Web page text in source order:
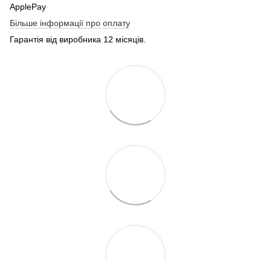
ApplePay
Більше інформації про оплату
Гарантія від виробника 12 місяців.